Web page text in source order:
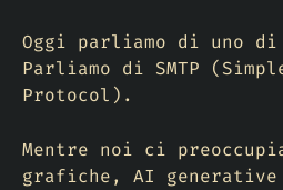
Oggi parliamo di uno
Parliamo di SMTP (
Protocol ).
Mentre noi ci
grafiche, AI